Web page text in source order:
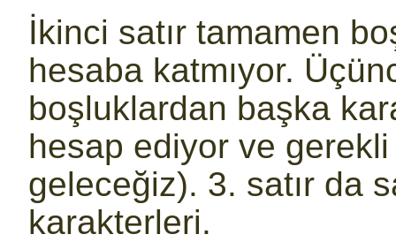
İkinci satır tamamen
hesaba katmıyor.
boşluklardan başka
hesap ediyor ve
geleceğiz). 3. satır da
karakterleri.